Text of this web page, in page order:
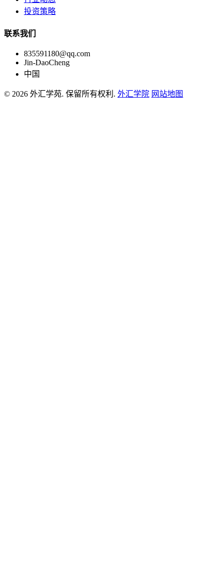
投资策略
联系我们
835591180@qq.com
Jin-DaoCheng
中国
© 2026 外汇学苑. 保留所有权利. 外汇学院 网站地图